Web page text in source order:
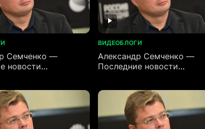
Семченко —
новости
ВИДЕОБЛОГИ
Александр Семченко —
Последние новости